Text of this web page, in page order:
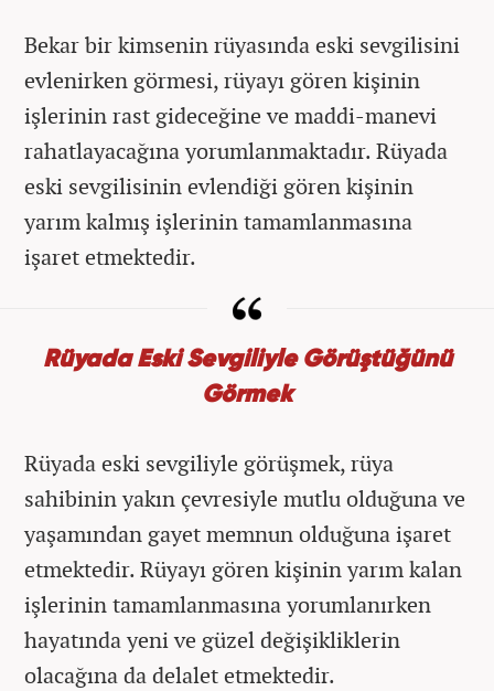
Bekar bir kimsenin rüyasında eski sevgilisini
evlenirken görmesi, rüyayı gören kişinin
işlerinin rast gideceğine ve maddi-manevi
rahatlayacağına yorumlanmaktadır. Rüyada
eski sevgilisinin evlendiği gören kişinin
yarım kalmış işlerinin tamamlanmasına
işaret etmektedir.
Rüyada Eski Sevgiliyle Görüştüğünü
Görmek
Rüyada eski sevgiliyle görüşmek, rüya
sahibinin yakın çevresiyle mutlu olduğuna ve
yaşamından gayet memnun olduğuna işaret
etmektedir. Rüyayı gören kişinin yarım kalan
işlerinin tamamlanmasına yorumlanırken
hayatında yeni ve güzel değişikliklerin
olacağına da delalet etmektedir.